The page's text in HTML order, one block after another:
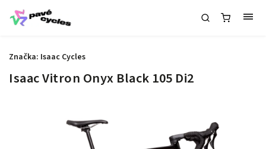
Isaac Vitron Onyx Black 105 Di2
Značka: Isaac Cycles